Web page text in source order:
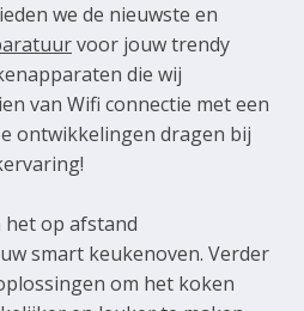
we de nieuwste en
voor jouw trendy
die wij
van Wifi connectie met een
ontwikkelingen dragen bij
het op afstand
smart keukenoven. Verder
om het koken